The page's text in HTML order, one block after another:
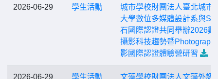
2026-06-29 學生活動
城市學校財團法人臺北城市
大學數位多媒體設計系與
石國際認證共同舉辦2026數
攝影科技趨勢暨
影國際認證體驗營研習
2026-06-29 學生活動
文藻學校財團法人文藻外語